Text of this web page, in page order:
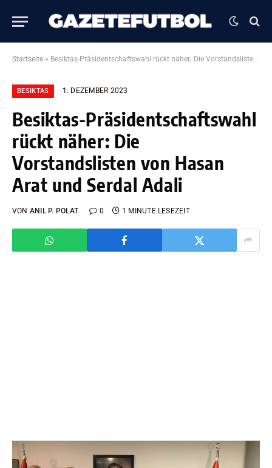
Startseite » Besiktas-Präsidentschaftswahl rückt näher: Die Vorstandslisten von Hasan Arat und Serdal Adali
BESIKTAS 1. DEZEMBER 2023
Besiktas-Präsidentschaftswahl
rückt näher: Die
Vorstandslisten von Hasan
Arat und Serdal Adali
VON ANIL P. POLAT 0 1 MINUTE LESEZEIT